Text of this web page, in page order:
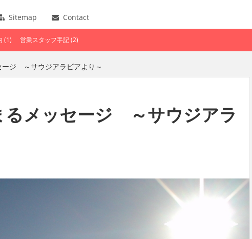
Sitemap Contact
(1) 営業スタッフ手記 (2)
ージ ～サウジアラビアより～
るメッセージ ～サウジアラ